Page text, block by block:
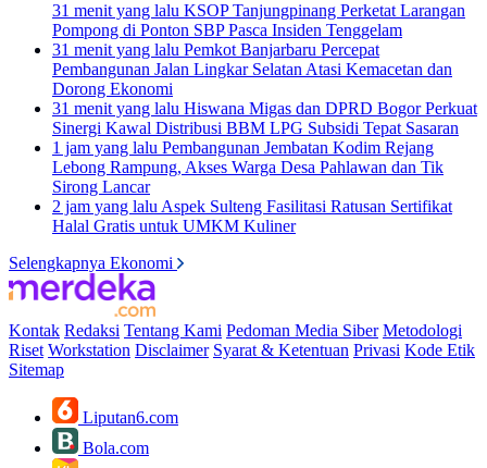
31 menit yang lalu KSOP Tanjungpinang Perketat Larangan
Pompong di Ponton SBP Pasca Insiden Tenggelam
31 menit yang lalu Pemkot Banjarbaru Percepat
Pembangunan Jalan Lingkar Selatan Atasi Kemacetan dan
Dorong Ekonomi
31 menit yang lalu Hiswana Migas dan DPRD Bogor Perkuat
Sinergi Kawal Distribusi BBM LPG Subsidi Tepat Sasaran
1 jam yang lalu Pembangunan Jembatan Kodim Rejang
Lebong Rampung, Akses Warga Desa Pahlawan dan Tik
Sirong Lancar
2 jam yang laluAspek Sulteng Fasilitasi Ratusan Sertifikat
Halal Gratis untuk UMKM Kuliner
Selengkapnya Ekonomi
Kontak Redaksi Tentang Kami Pedoman Media Siber Metodologi
Riset Workstation Disclaimer Syarat & Ketentuan Privasi Kode Etik
Sitemap
Liputan6.com
Bola.com